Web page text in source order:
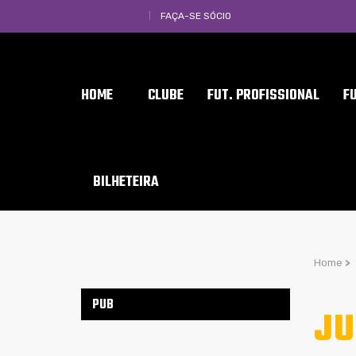
FAÇA-SE SÓCIO
HOME CLUBE FUT. PROFISSIONAL
BILHETEIRA
Home >
PUB